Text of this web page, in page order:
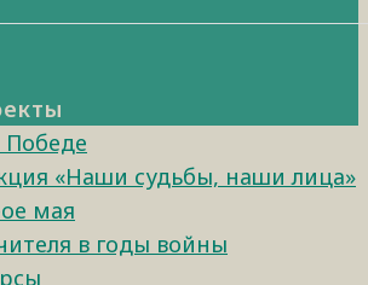
Победе
«Наши судьбы, наши лица»
мая
в годы войны